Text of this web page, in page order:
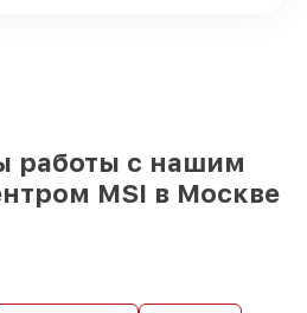
работы с нашим
MSI в Москве